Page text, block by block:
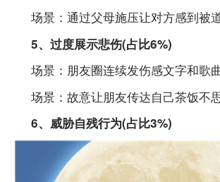
场景：通过父母施压让对方感到被
5、过度展示悲伤(占比6%)
场景：朋友圈连续发伤感文字和歌
场景：故意让朋友传达自己茶饭不
6、威胁自残行为(占比3%)